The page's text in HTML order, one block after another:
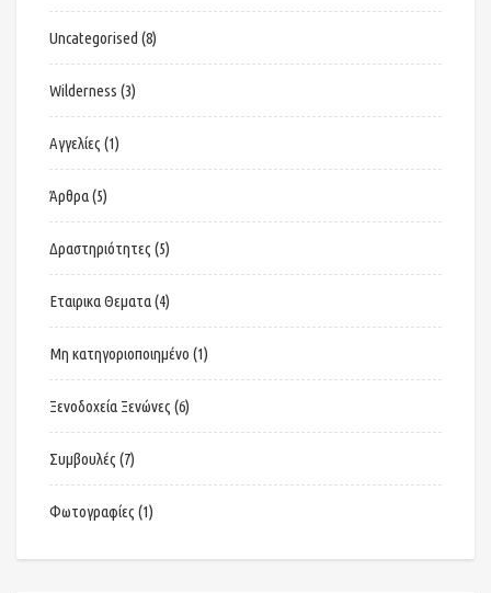
Uncategorised (8)
Wilderness (3)
Αγγελίες (1)
Άρθρα(5)
Δραστηριότητες (5)
Εταιρικα Θεματα(4)
Μη κατηγοριοποιημένο (1)
Ξενοδοχεία Ξενώνες (6)
Συμβουλές (7)
Φωτογραφίες (1)